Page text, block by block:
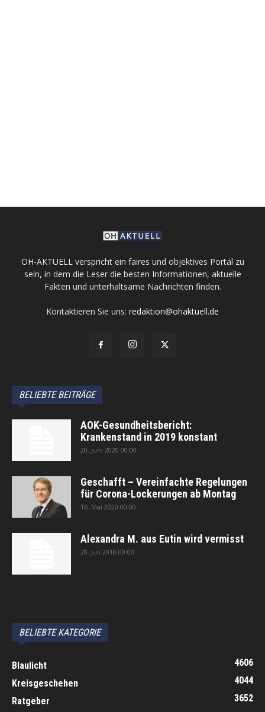
OH-AKTUELL verspricht ein faires und objektives Portal zu
sein, in dem die Leser die besten Informationen, aktuelle
Fakten und unterhaltsame Nachrichten finden.
Kontaktieren Sie uns: redaktion@ohaktuell.de
BELIEBTE BEITRÄGE
AOK-Gesundheitsbericht:
Krankenstand in 2019 konstant
20. Juni 2020 00:00
Geschafft – Vereinfachte Regelungen
für Corona-Lockerungen ab Montag
16. Mai 2020 00:00
Alexandra M. aus Eutin wird vermisst
28. Juli 2018 00:00
BELIEBTE KATEGORIE
Blaulicht
4606
Kreisgeschehen
4044
Ratgeber
3652